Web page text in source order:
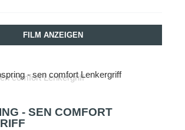
FILM ANZEIGEN
- sen comfort Lenkergriff
- SEN COMFORT